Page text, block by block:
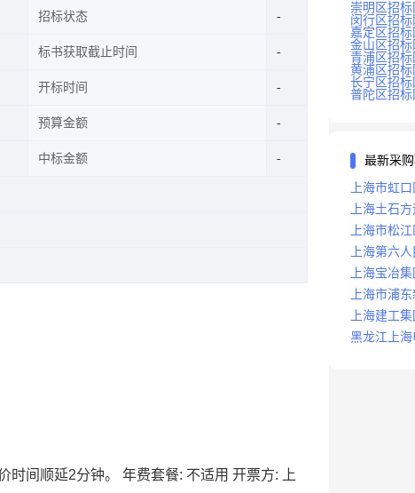
招标状态
标书获取截止时间
开标时间
预算金额
中标金额
时间顺延2分钟。 年费套餐: 不适用 开票方: 上
崇明区招标
闵行区招标
嘉定区招标
金山区招标
青浦区招标
黄浦区招标
长宁区招标
普陀区招标
最新采购
上海市虹
上海土石
上海市松
上海第六
上海宝冶
上海市浦
上海建工
黑龙江上